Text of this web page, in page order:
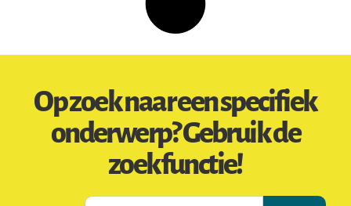
Op zoek naar een specifiek
onderwerp? Gebruik de
zoekfunctie!